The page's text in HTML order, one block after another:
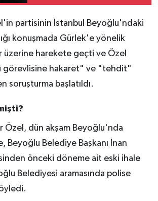
partisinin İstanbul Beyoğlu'ndaki
konuşmada Gürlek'e yönelik
üzerine harekete geçti ve Özel
görevlisine hakaret" ve "tehdit"
soruşturma başlatıldı.
Özel, dün akşam Beyoğlu'nda
Beyoğlu Belediye Başkanı İnan
önceki döneme ait eski ihale
Belediyesi aramasında polise